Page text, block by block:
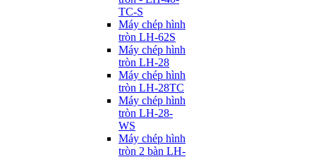
TC-S
Máy chép hình
tròn LH-62S
Máy chép hình
tròn LH-28
Máy chép hình
tròn LH-28TC
Máy chép hình
tròn LH-28-
WS
Máy chép hình
tròn 2 bàn LH-